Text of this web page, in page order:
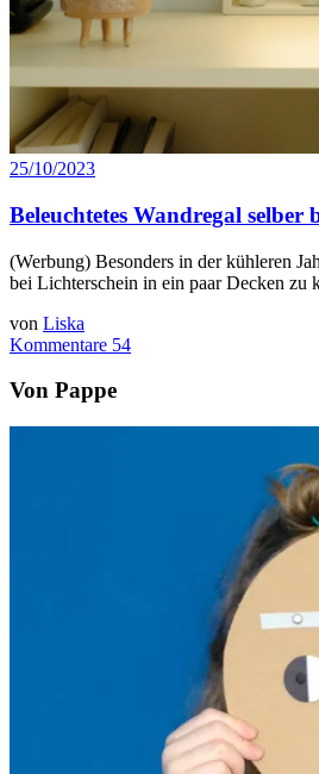
25/10/2023
Beleuchtetes Wandregal selber
(Werbung) Besonders in der kühleren
bei Lichterschein in ein paar Decken zu
von Liska
Kommentare 54
Von Pappe